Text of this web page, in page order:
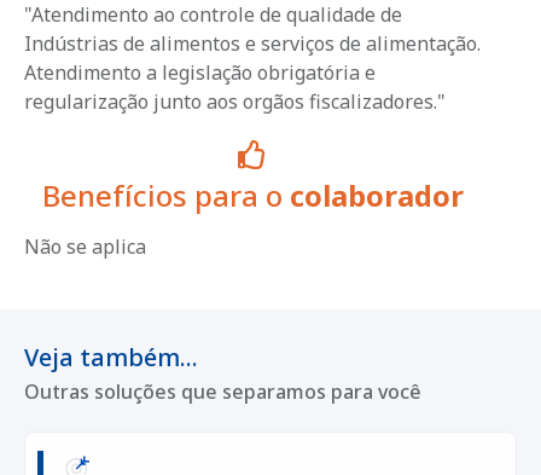
"Atendimento ao controle de qualidade de
Indústrias de alimentos e serviços de alimentação.
Atendimento a legislação obrigatória e
regularização junto aos orgãos fiscalizadores."
Benefícios para o colaborador
Não se aplica
Veja também...
Outras soluções que separamos para você